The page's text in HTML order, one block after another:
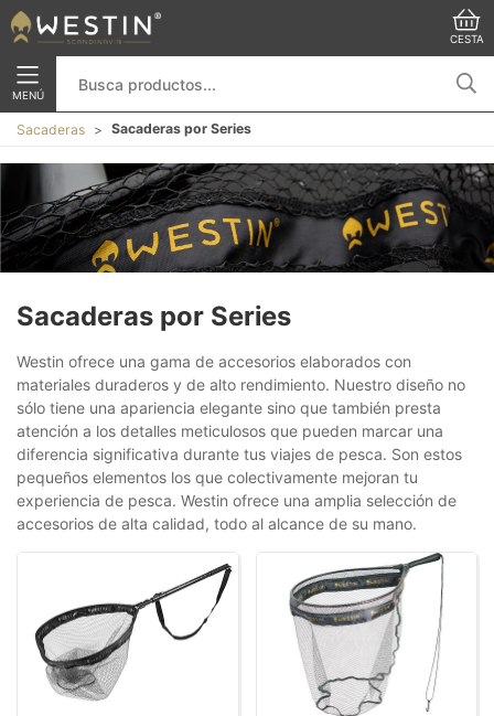
CESTA
MENÚ
Sacaderas Sacaderas por Series
Sacaderas por Series
Westin ofrece una gama de accesorios elaborados con
materiales duraderos y de alto rendimiento. Nuestro diseño no
sólo tiene una apariencia elegante sino que también presta
atención a los detalles meticulosos que pueden marcar una
diferencia significativa durante tus viajes de pesca. Son estos
pequeños elementos los que colectivamente mejoran tu
experiencia de pesca. Westin ofrece una amplia selección de
accesorios de alta calidad, todo al alcance de su mano.